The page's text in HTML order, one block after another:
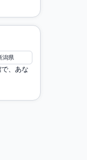
潟県
、あな